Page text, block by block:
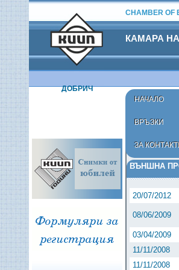
ДОБРИЧ
CHAMBER OF
КАМАРА
НАЧАЛО
ВРЪЗКИ
ЗА
Начало›
ВЪНШНА
20/07/2012
08/06/2009
03/04/2009
11/11/2008
11/11/2008